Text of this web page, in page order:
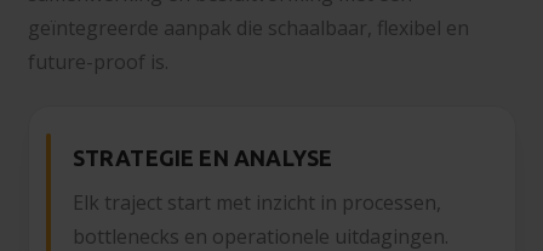
geïntegreerde aanpak die schaalbaar, flexibel en
future-proof is.
STRATEGIE EN ANALYSE
Elk traject start met inzicht in processen,
bottlenecks en operationele uitdagingen.